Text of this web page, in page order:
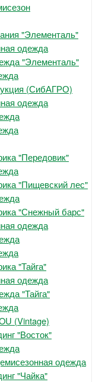
"Элементаль"
одежда
"Элементаль"
(СибАГРО)
одежда
"Передовик"
"Пищевский лес"
"Снежный барс"
одежда
"Тайга"
одежда
"Тайга"
(Vintage)
"Восток"
одежда
"Чайка"